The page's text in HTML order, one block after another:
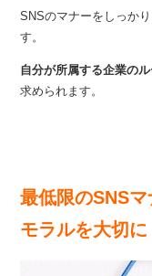
SNSのマナーをしっか
す。
自分が所属する企業の
求められます。
最低限のSNS
モラルを大切に